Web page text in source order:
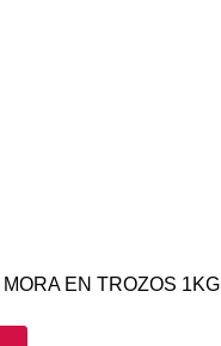
EN TROZOS 1KG